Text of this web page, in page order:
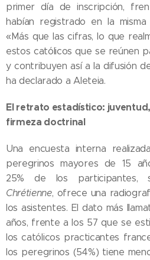
primer día de inscripción,
habían registrado en la
«Más que las cifras, lo que
estos católicos que se reúnen
y contribuyen así a la difusión
ha declarado a Aleteia.
El retrato estadístico:
firmeza doctrinal
Una encuesta interna
peregrinos mayores de 15
25% de los participantes,
Chrétienne, ofrece una
los asistentes. El dato más
años, frente a los 57 que se
los católicos practicantes
los peregrinos (54%) tiene